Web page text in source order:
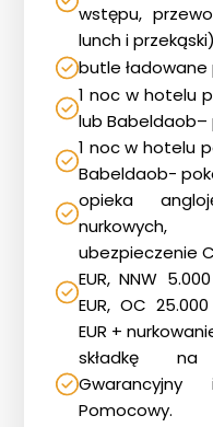
wstępu,
lunch i
butle
1 noc w hotelu
lub Babeldaob–
1 noc w hotelu
Babeldaob-
opieka
nurkowych,
ubezpieczenie
EUR, NNW
EUR, OC
EUR +
składkę na
Pomocowy.